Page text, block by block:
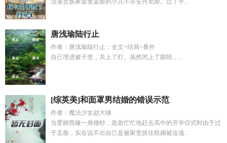
没落贵族家金发蓝眼的小儿子亦安丹尼斯。过了平...
唐浅瑜陆行止
作者：唐浅瑜陆行止：全文+结局+番外
自己埋进被子里，关上了灯。虽然闭上了眼睛，...
[综英美]和面罩男结婚的错误示范
作者：魔法少女赵大锤
当爱丽西娅一身婚纱，急急忙忙地赶去高中的开学仪式时由于过
于丢脸，实在说不出自己是被家里抓住联姻被迫逃...